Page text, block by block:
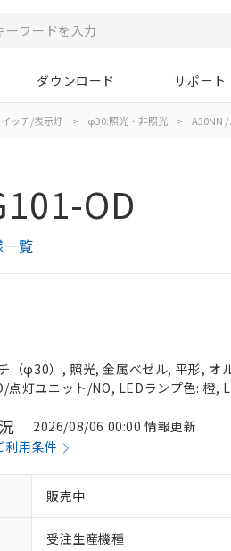
ダウンロード サポート
ッチ/表示灯 > φ30:照光・非照光 > A30NN /
OD
覧
（φ30）, 照光, 金属ベゼル, 平形, オ
点灯ユニット/NO, LEDランプ色: 橙,
2026/08/06 00:00 情報更新
利用条件
販売中
受注生産機種